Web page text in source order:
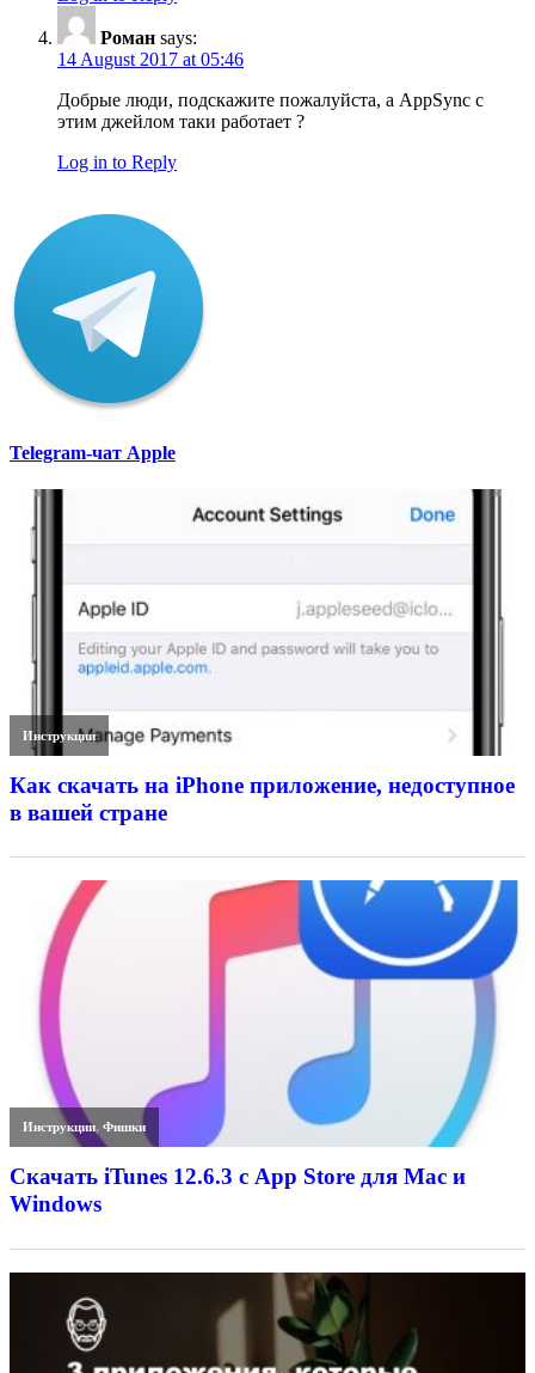
Роман says:
14 August 2017 at 05:46
Добрые люди, подскажите пожалуйста, а AppSync с
этим джейлом таки работает ?
Log in to Reply
Telegram-чат Apple
Инструкции
Как скачать на iPhone приложение, недоступное
в вашей стране
Инструкции,Фишки
Скачать iTunes 12.6.3 с App Store для Mac и
Windows